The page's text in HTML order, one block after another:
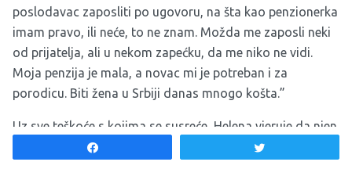
poslodavac zaposliti po ugovoru, na šta kao penzionerka
imam pravo, ili neće, to ne znam. Možda me zaposli neki
od prijatelja, ali u nekom zapećku, da me niko ne vidi.
Moja penzija je mala, a novac mi je potreban i za
porodicu. Biti žena u Srbiji danas mnogo košta.”
Uz sve teškoće s kojima se susreće, Helena vjeruje da njen
život tek sada ima pun smisao. Proces tranzicije u kojem